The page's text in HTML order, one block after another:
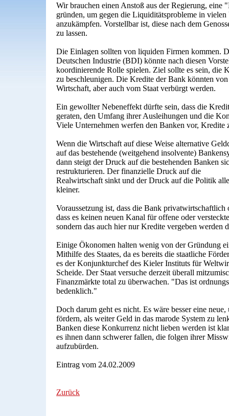
Wir brauchen einen Anstoß aus der Regierung, eine
gründen, um gegen die Liquiditätsprobleme in vielen
anzukämpfen. Vorstellbar ist, diese nach dem
zu lassen.
Die Einlagen sollten von liquiden Firmen kommen.
Deutschen Industrie (BDI) könnte nach diesen
koordinierende Rolle spielen. Ziel sollte es sein, die
zu beschleunigen. Die Kredite der Bank könnten
Wirtschaft, aber auch vom Staat verbürgt werden.
Ein gewollter Nebeneffekt dürfte sein, dass die
geraten, den Umfang ihrer Ausleihungen und die
Viele Unternehmen werfen den Banken vor, Kredite
Wenn die Wirtschaft auf diese Weise alternative
auf das bestehende (weitgehend insolvente)
dann steigt der Druck auf die bestehenden Banken
restrukturieren. Der finanzielle Druck auf die
Realwirtschaft sinkt und der Druck auf die Politik
kleiner.
Voraussetzung ist, dass die Bank
dass es keinen neuen Kanal für offene oder
sondern das auch hier nur Kredite vergeben werden
Einige Ökonomen halten wenig von der Gründung
Mithilfe des Staates, da es bereits die staatliche
es der Konjunkturchef des Kieler Instituts für
Scheide. Der Staat versuche derzeit überall
Finanzmärkte total zu überwachen. "Das ist
bedenklich."
Doch darum geht es nicht. Es wäre besser eine
fördern, als weiter Geld in das marode System zu
Banken diese Konkurrenz nicht lieben werden ist
es ihnen dann schwerer fallen, die folgen ihrer
aufzubürden.
Eintrag vom 24.02.2009
Zurück